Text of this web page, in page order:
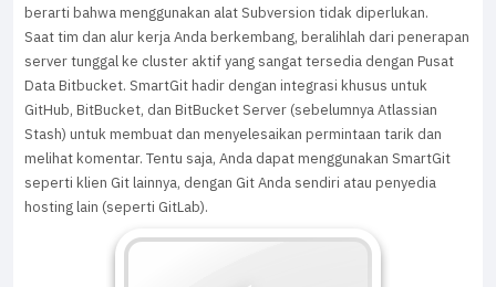
berarti bahwa menggunakan alat Subversion tidak diperlukan.
Saat tim dan alur kerja Anda berkembang, beralihlah dari penerapan
server tunggal ke cluster aktif yang sangat tersedia dengan Pusat
Data Bitbucket. SmartGit hadir dengan integrasi khusus untuk
GitHub, BitBucket, dan BitBucket Server (sebelumnya Atlassian
Stash) untuk membuat dan menyelesaikan permintaan tarik dan
melihat komentar. Tentu saja, Anda dapat menggunakan SmartGit
seperti klien Git lainnya, dengan Git Anda sendiri atau penyedia
hosting lain (seperti GitLab).